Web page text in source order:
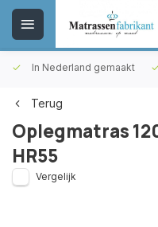
In Nederland gemaakt
Terug
Oplegmatras
HR55
Vergelijk